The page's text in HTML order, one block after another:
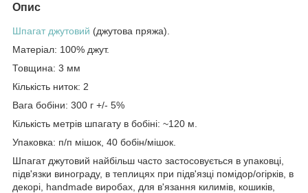
Опис
Шпагат джутовий (джутова пряжа).
Матеріал: 100% джут.
Товщина: 3 мм
Кількість ниток: 2
Вага бобіни: 300 г +/- 5%
Кількість метрів шпагату в бобіні: ~120 м.
Упаковка: п/п мішок, 40 бобін/мішок.
Шпагат джутовий найбільш часто застосовується в упаковці,
підв'язки винограду, в теплицях при підв'язці помідор/огірків, в
декорі, handmade виробах, для в'язання килимів, кошиків,